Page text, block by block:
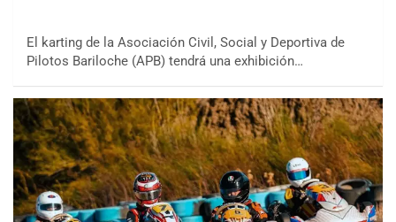
El karting de la Asociación Civil, Social y Deportiva de
Pilotos Bariloche (APB) tendrá una exhibición…